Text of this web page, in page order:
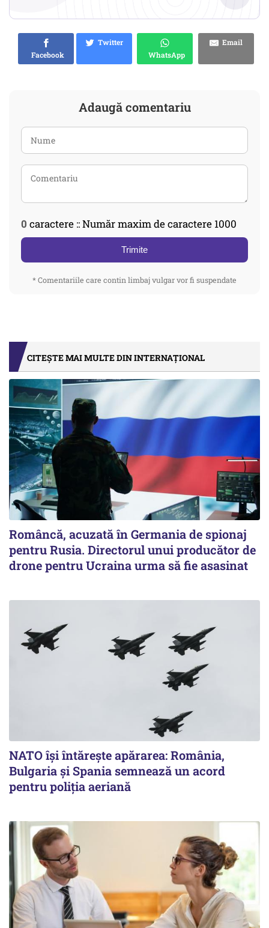
Facebook
Twitter
WhatsApp
Email
Adaugă comentariu
0 caractere :: Număr maxim de caractere 1000
Trimite
* Comentariile care contin limbaj vulgar vor fi suspendate
CITEȘTE MAI MULTE DIN INTERNAȚIONAL
Româncă, acuzată în Germania de spionaj
pentru Rusia. Directorul unui producător de
drone pentru Ucraina urma să fie asasinat
NATO își întărește apărarea: România,
Bulgaria și Spania semnează un acord
pentru poliția aeriană